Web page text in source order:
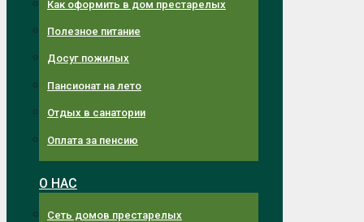
Как оформить в дом престарелых
Полезное питание
Досуг пожилых
Пансионат на лето
Отдых в санатории
Оплата за пенсию
О НАС
Сеть домов престарелых